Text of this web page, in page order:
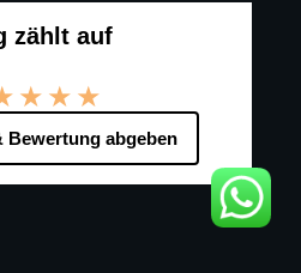
zählt auf
Bewertung abgeben